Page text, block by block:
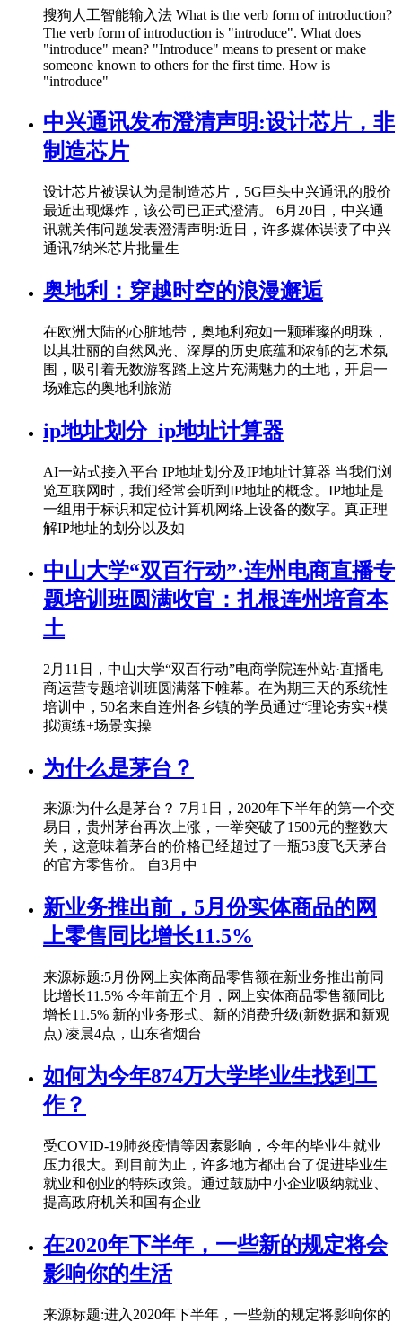
搜狗人工智能输入法 What is the verb form of introduction?
The verb form of introduction is "introduce". What does
"introduce" mean? "Introduce" means to present or make
someone known to others for the first time. How is
"introduce"
中兴通讯发布澄清声明:设计芯片，非
制造芯片
设计芯片被误认为是制造芯片，5G巨头中兴通讯的股价
最近出现爆炸，该公司已正式澄清。 6月20日，中兴通
讯就关伟问题发表澄清声明:近日，许多媒体误读了中兴
通讯7纳米芯片批量生
奥地利：穿越时空的浪漫邂逅
在欧洲大陆的心脏地带，奥地利宛如一颗璀璨的明珠，
以其壮丽的自然风光、深厚的历史底蕴和浓郁的艺术氛
围，吸引着无数游客踏上这片充满魅力的土地，开启一
场难忘的奥地利旅游
ip地址划分_ip地址计算器
AI一站式接入平台 IP地址划分及IP地址计算器 当我们浏
览互联网时，我们经常会听到IP地址的概念。IP地址是
一组用于标识和定位计算机网络上设备的数字。真正理
解IP地址的划分以及如
中山大学“双百行动”·连州电商直播专
题培训班圆满收官：扎根连州培育本
土
2月11日，中山大学“双百行动”电商学院连州站·直播电
商运营专题培训班圆满落下帷幕。在为期三天的系统性
培训中，50名来自连州各乡镇的学员通过“理论夯实+模
拟演练+场景实操
为什么是茅台？
来源:为什么是茅台？ 7月1日，2020年下半年的第一个交
易日，贵州茅台再次上涨，一举突破了1500元的整数大
关，这意味着茅台的价格已经超过了一瓶53度飞天茅台
的官方零售价。 自3月中
新业务推出前，5月份实体商品的网
上零售同比增长11.5%
来源标题:5月份网上实体商品零售额在新业务推出前同
比增长11.5% 今年前五个月，网上实体商品零售额同比
增长11.5% 新的业务形式、新的消费升级(新数据和新观
点) 凌晨4点，山东省烟台
如何为今年874万大学毕业生找到工
作？
受COVID-19肺炎疫情等因素影响，今年的毕业生就业
压力很大。到目前为止，许多地方都出台了促进毕业生
就业和创业的特殊政策。通过鼓励中小企业吸纳就业、
提高政府机关和国有企业
在2020年下半年，一些新的规定将会
影响你的生活
来源标题:进入2020年下半年，一些新的规定将影响你的